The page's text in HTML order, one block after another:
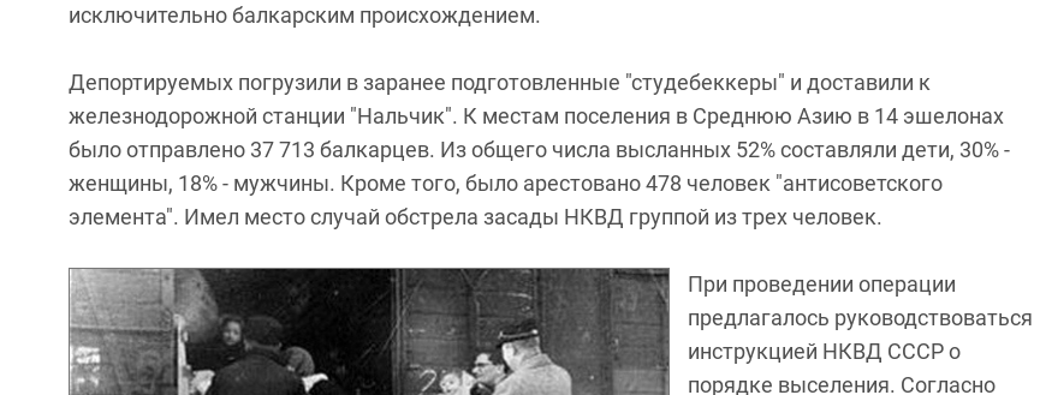
исключительно балкарским происхождением.
Депортируемых погрузили в заранее подготовленные "студебеккеры" и доставили к
железнодорожной станции "Нальчик". К местам поселения в Среднюю Азию в 14 эшелонах
было отправлено 37 713 балкарцев. Из общего числа высланных 52% составляли дети, 30% -
женщины, 18% - мужчины. Кроме того, было арестовано 478 человек "антисоветского
элемента". Имел место случай обстрела засады НКВД группой из трех человек.
При проведении операции
предлагалось руководствоваться
инструкцией НКВД СССР о
порядке выселения. Согласно